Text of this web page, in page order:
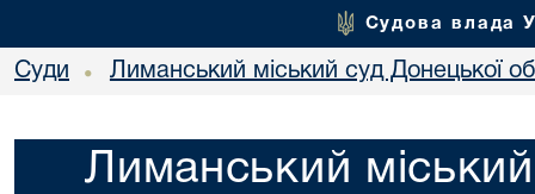
Судова влада
Суди • Лиманський міський суд Донецької
Лиманський